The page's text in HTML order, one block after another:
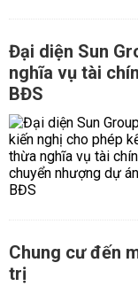
Đại diện Sun
nghĩa vụ tài
BĐS
Chung cư đến
trị